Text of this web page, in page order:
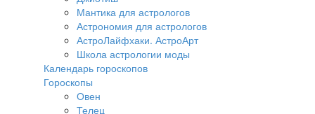
Мантика для астрологов
Астрономия для астрологов
АстроЛайфхаки. АстроАрт
Школа астрологии моды
Календарь гороскопов
Гороскопы
Овен
Телец